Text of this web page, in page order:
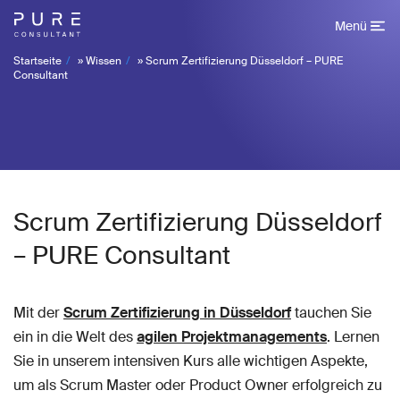
Menü
Startseite »Wissen »Scrum Zertifizierung Düsseldorf – PURE
Consultant
Scrum Zertifizierung Düsseldorf
– PURE Consultant
Mit derScrum Zertifizierung in Düsseldorftauchen Sie
ein in die Welt desagilen Projektmanagements. Lernen
Sie in unserem intensiven Kurs alle wichtigen Aspekte,
um als Scrum Master oder Product Owner erfolgreich zu